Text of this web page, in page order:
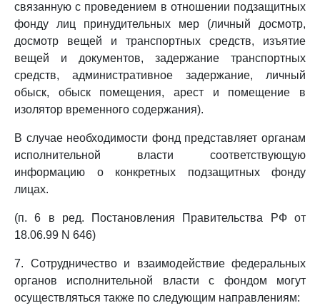
связанную с проведением в отношении подзащитных
фонду лиц принудительных мер (личный досмотр,
досмотр вещей и транспортных средств, изъятие
вещей и документов, задержание транспортных
средств, административное задержание, личный
обыск, обыск помещения, арест и помещение в
изолятор временного содержания).
В случае необходимости фонд представляет органам
исполнительной власти соответствующую
информацию о конкретных подзащитных фонду
лицах.
(п. 6 в ред. Постановления Правительства РФ от
18.06.99 N 646)
7. Сотрудничество и взаимодействие федеральных
органов исполнительной власти с фондом могут
осуществляться также по следующим направлениям: